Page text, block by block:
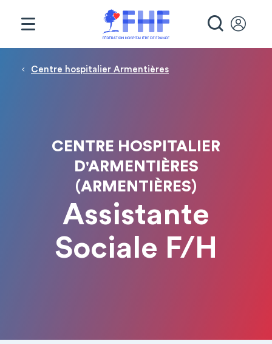
Fil d'Ariane
Centre hospitalier Armentières
CENTRE HOSPITALIER
D'ARMENTIÈRES
(ARMENTIÈRES)
Assistante
Sociale F/H
Panneau de gestion des cookies